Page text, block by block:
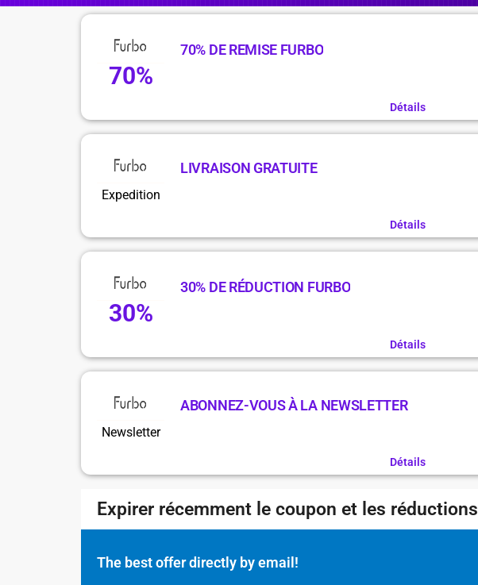
70%
70% DE REMISE FURBO
Détails
Expedition
LIVRAISON GRATUITE
Détails
30%
30% DE RÉDUCTION FURBO
Détails
Newsletter
ABONNEZ-VOUS À LA NEWSLETTER
Détails
Expirer récemment le coupon et les réductions
The best offer directly by email!